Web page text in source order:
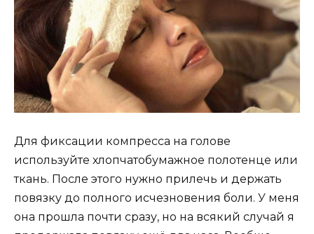
Для фиксации компресса на голове
используйте хлопчатобумажное полотенце или
ткань. После этого нужно прилечь и держать
повязку до полного исчезновения боли. У меня
она прошла почти сразу, но на всякий случай я